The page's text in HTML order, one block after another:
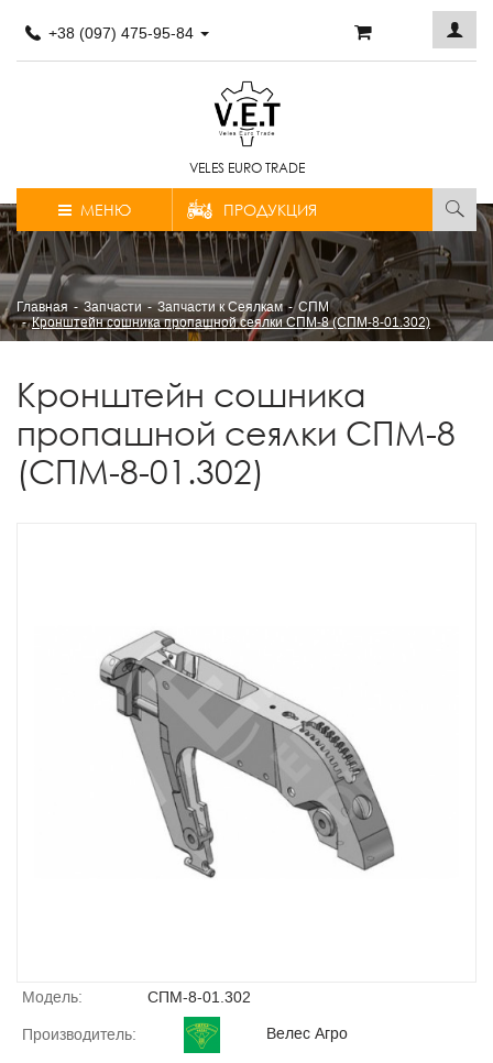
+38 (097) 475-95-84
VELES EURO TRADE
МЕНЮ ПРОДУКЦИЯ
Главная Запчасти Запчасти к Сеялкам
СПМ
Кронштейн cошника пропашной сеялки СПМ-8 (СПМ-8-01.302)
Кронштейн cошника
пропашной сеялки СПМ-8
(СПМ-8-01.302)
Модель: СПМ-8-01.302
Производитель: Велес Агро